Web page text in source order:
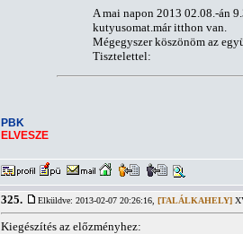
A mai napon 2013 02.08.-án
kutyusomat.már itthon van.
Mégegyszer köszönöm az
Tisztelettel:
PBK
ELVESZE
325. Elküldve: 2013-02-07 20:26:16, [TALÁLKAHELY]
Kiegészítés az előzményhez: